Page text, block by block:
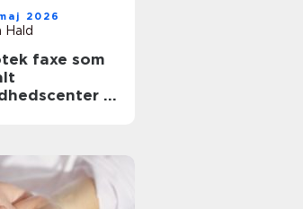
2026
Hald
faxe som
i